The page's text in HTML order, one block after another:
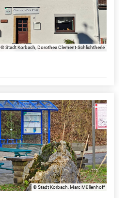
© Stadt Korbach, Dorothea Clement-Schlichtherle
© Stadt Korbach, Marc Müllenhoff